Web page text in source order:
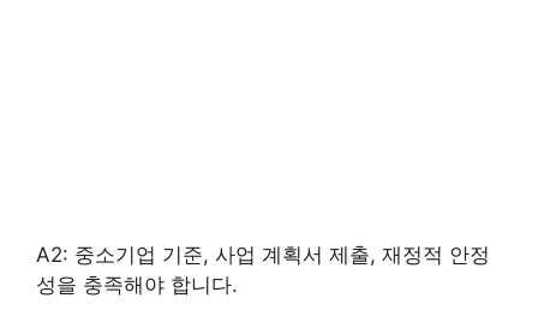
A2: 중소기업 기준, 사업 계획서 제출, 재정적 안정
성을 충족해야 합니다.